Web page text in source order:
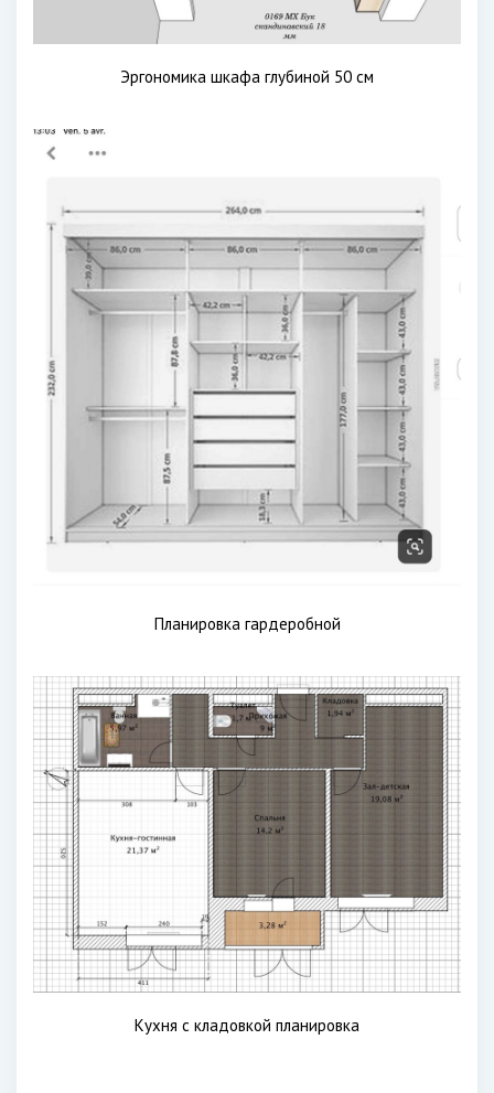
Эргономика шкафа глубиной 50 см
Планировка гардеробной
Кухня с кладовкой планировка